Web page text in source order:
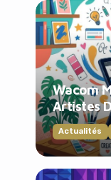
Wacom
Artistes
Actualités